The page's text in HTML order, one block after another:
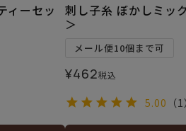
ィーセッ
刺し子糸 ぼかしミッ
＞
メール便10個まで可
¥462税込
5.00 （1